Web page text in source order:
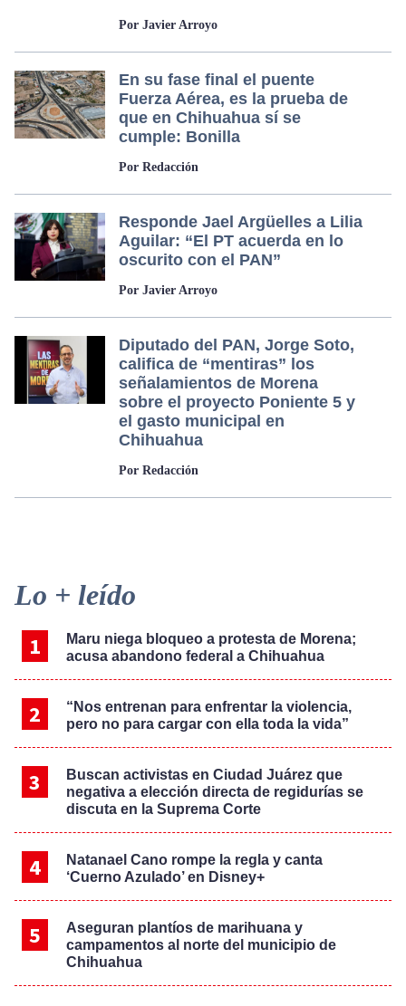
Por Javier Arroyo
En su fase final el puente
Fuerza Aérea, es la prueba de
que en Chihuahua sí se
cumple: Bonilla
Por Redacción
Responde Jael Argüelles a Lilia
Aguilar: “El PT acuerda en lo
oscurito con el PAN”
Por Javier Arroyo
Diputado del PAN, Jorge Soto,
califica de “mentiras” los
señalamientos de Morena
sobre el proyecto Poniente 5 y
el gasto municipal en
Chihuahua
Por Redacción
Primary
Sidebar
Lo + leído
Maru niega bloqueo a protesta de Morena;
acusa abandono federal a Chihuahua
“Nos entrenan para enfrentar la violencia,
pero no para cargar con ella toda la vida”
Buscan activistas en Ciudad Juárez que
negativa a elección directa de regidurías se
discuta en la Suprema Corte
Natanael Cano rompe la regla y canta
‘Cuerno Azulado’ en Disney+
Aseguran plantíos de marihuana y
campamentos al norte del municipio de
Chihuahua